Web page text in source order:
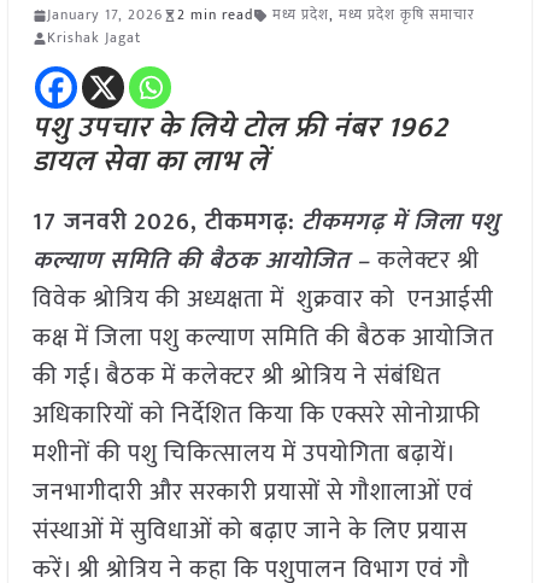
January 17, 2026 2 min read मध्य प्रदेश, मध्य प्रदेश कृषि समाचार
Krishak Jagat
पशु उपचार के लिये टोल फ्री नंबर 1962
डायल सेवा का लाभ लें
17 जनवरी2026,टीकमगढ़: टीकमगढ़ में जिला पशु
कल्याण समिति की बैठक आयोजित –कलेक्टर श्री
विवेक श्रोत्रिय की अध्यक्षता में शुक्रवार को एनआईसी
कक्ष में जिला पशु कल्याण समिति की बैठक आयोजित
की गई। बैठक में कलेक्टर श्री श्रोत्रिय ने संबंधित
अधिकारियों को निर्देशित किया कि एक्सरे सोनोग्राफी
मशीनों की पशु चिकित्सालय में उपयोगिता बढ़ायें।
जनभागीदारी और सरकारी प्रयासों से गौशालाओं एवं
संस्थाओं में सुविधाओं को बढ़ाए जाने के लिए प्रयास
करें। श्री श्रोत्रिय ने कहा कि पशुपालन विभाग एवं गौ